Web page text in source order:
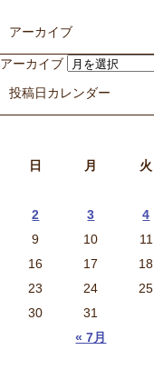
アーカイブ
アーカイブ
投稿日カレンダー
日
月 火
« 7月
2
3 4
9
10 11
16
17 18
23
24 25
30
31